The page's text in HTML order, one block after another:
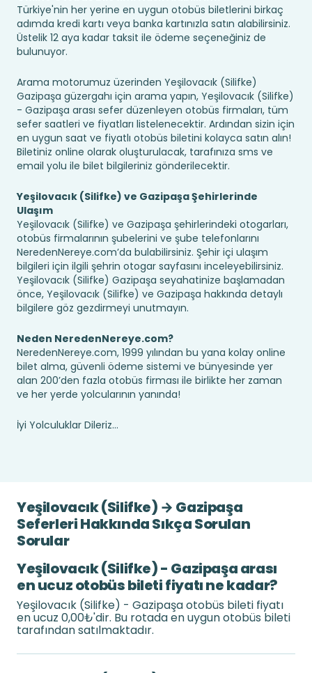
Türkiye'nin her yerine en uygun otobüs biletlerini birkaç
adımda kredi kartı veya banka kartınızla satın alabilirsiniz.
Üstelik 12 aya kadar taksit ile ödeme seçeneğiniz de
bulunuyor.
Arama motorumuz üzerinden Yeşilovacık (Silifke)
Gazipaşa güzergahı için arama yapın, Yeşilovacık (Silifke)
- Gazipaşa arası sefer düzenleyen otobüs firmaları, tüm
sefer saatleri ve fiyatları listelenecektir. Ardından sizin için
en uygun saat ve fiyatlı otobüs biletini kolayca satın alın!
Biletiniz online olarak oluşturulacak, tarafınıza sms ve
email yolu ile bilet bilgileriniz gönderilecektir.
Yeşilovacık (Silifke) ve Gazipaşa Şehirlerinde
Ulaşım
Yeşilovacık (Silifke) ve Gazipaşa şehirlerindeki otogarları,
otobüs firmalarının şubelerini ve şube telefonlarını
NeredenNereye.com’da bulabilirsiniz. Şehir içi ulaşım
bilgileri için ilgili şehrin otogar sayfasını inceleyebilirsiniz.
Yeşilovacık (Silifke) Gazipaşa seyahatinize başlamadan
önce, Yeşilovacık (Silifke) ve Gazipaşa hakkında detaylı
bilgilere göz gezdirmeyi unutmayın.
Neden NeredenNereye.com?
NeredenNereye.com, 1999 yılından bu yana kolay online
bilet alma, güvenli ödeme sistemi ve bünyesinde yer
alan 200’den fazla otobüs firması ile birlikte her zaman
ve her yerde yolcularının yanında!
İyi Yolculuklar Dileriz...
Yeşilovacık (Silifke) → Gazipaşa
Seferleri Hakkında Sıkça Sorulan
Sorular
Yeşilovacık (Silifke) - Gazipaşa arası
en ucuz otobüs bileti fiyatı ne kadar?
Yeşilovacık (Silifke) - Gazipaşa otobüs bileti fiyatı
en ucuz 0,00₺'dir. Bu rotada en uygun otobüs bileti
tarafından satılmaktadır.